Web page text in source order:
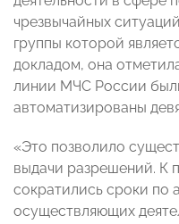
чрезвычайных
группы которой
докладом, она
линии МЧС России
автоматизированы
«Это позволило
выдачи разрешений. К
сократились сроки по
осуществляющих